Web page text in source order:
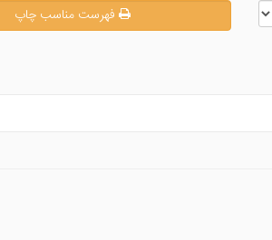
فهرست مناسب چاپ